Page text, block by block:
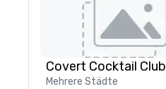
Covert Cocktail Club
Mehrere Städte